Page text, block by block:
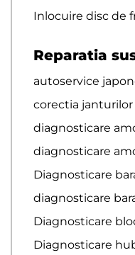
Inlocuire disc de
Reparatia
autoservice
corectia janturilor
diagnosticare
diagnosticare
Diagnosticare
diagnosticare
Diagnosticare
Diagnosticare